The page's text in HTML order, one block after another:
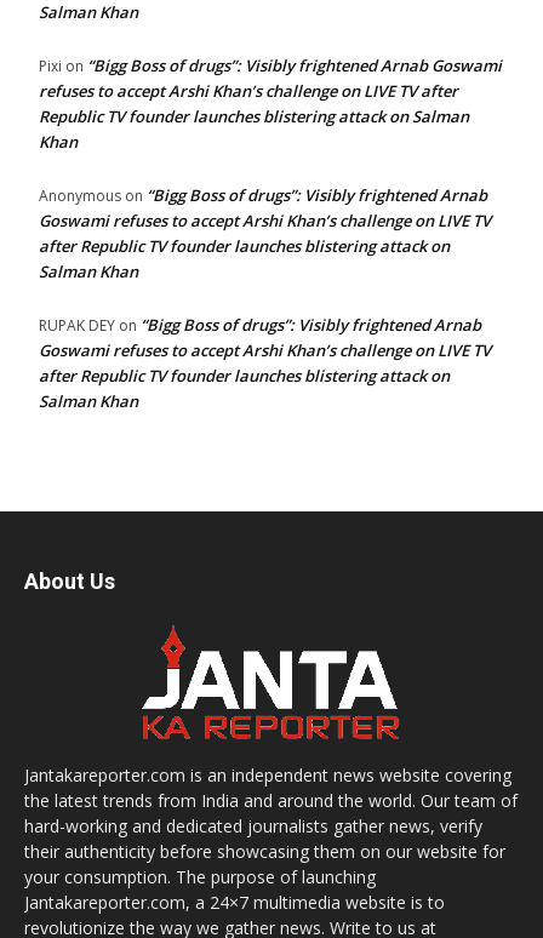
Salman Khan
Pixi on “Bigg Boss of drugs”: Visibly frightened Arnab Goswami
refuses to accept Arshi Khan’s challenge on LIVE TV after
Republic TV founder launches blistering attack on Salman
Khan
Anonymous on “Bigg Boss of drugs”: Visibly frightened Arnab
Goswami refuses to accept Arshi Khan’s challenge on LIVE TV
after Republic TV founder launches blistering attack on
Salman Khan
RUPAK DEY on “Bigg Boss of drugs”: Visibly frightened Arnab
Goswami refuses to accept Arshi Khan’s challenge on LIVE TV
after Republic TV founder launches blistering attack on
Salman Khan
About Us
Jantakareporter.com is an independent news website covering
the latest trends from India and around the world. Our team of
hard-working and dedicated journalists gather news, verify
their authenticity before showcasing them on our website for
your consumption. The purpose of launching
Jantakareporter.com, a 24×7 multimedia website is to
revolutionize the way we gather news. Write to us at